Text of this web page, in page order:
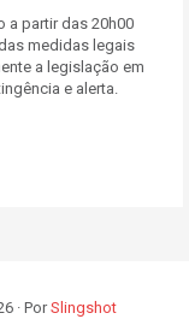
a partir das 20h00
medidas legais
a legislação em
e alerta.
· PorSlingshot